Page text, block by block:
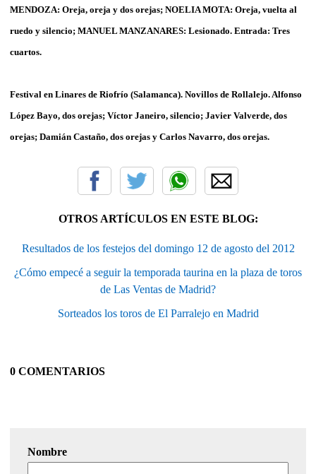
MENDOZA: Oreja, oreja y dos orejas; NOELIA MOTA: Oreja, vuelta al
ruedo y silencio; MANUEL MANZANARES: Lesionado. Entrada: Tres
cuartos.
Festival en Linares de Riofrío (Salamanca). Novillos de Rollalejo. Alfonso
López Bayo, dos orejas; Víctor Janeiro, silencio; Javier Valverde, dos
orejas; Damián Castaño, dos orejas y Carlos Navarro, dos orejas.
OTROS ARTÍCULOS EN ESTE BLOG:
Resultados de los festejos del domingo 12 de agosto del 2012
¿Cómo empecé a seguir la temporada taurina en la plaza de toros
de Las Ventas de Madrid?
Sorteados los toros de El Parralejo en Madrid
0 COMENTARIOS
Nombre